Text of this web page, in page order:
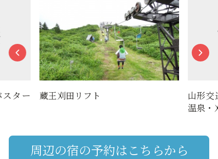
蔵王刈田リフト
山形交通 路
温泉・刈田山
周辺の宿の予約はこちらから